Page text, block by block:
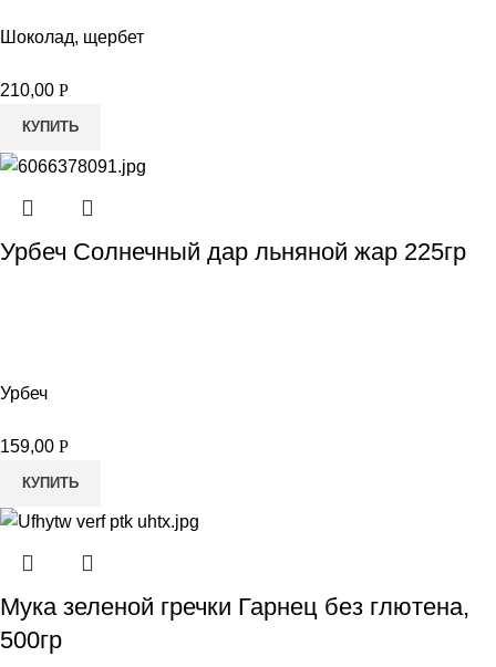
Шоколад, щербет
210,00 Р
КУПИТЬ
Урбеч Солнечный дар льняной жар 225гр
Урбеч
159,00 Р
КУПИТЬ
Мука зеленой гречки Гарнец без глютена,
500гр